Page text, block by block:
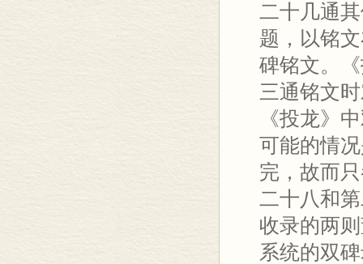
二十几通
题，以铭
碑铭文。
三通铭文
《投龙》
可能的情
完，故而
二十八和
收录的两
系统的双